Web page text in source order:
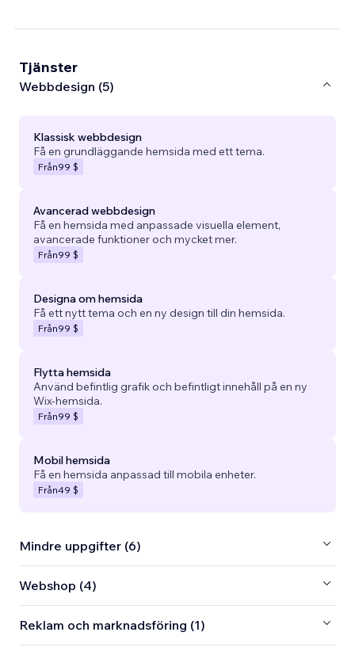
Tjänster
Webbdesign (5)
Klassisk webbdesign
Få en grundläggande hemsida med ett tema.
Från99 $
Avancerad webbdesign
Få en hemsida med anpassade visuella element,
avancerade funktioner och mycket mer.
Från99 $
Designa om hemsida
Få ett nytt tema och en ny design till din hemsida.
Från99 $
Flytta hemsida
Använd befintlig grafik och befintligt innehåll på en ny
Wix-hemsida.
Från99 $
Mobil hemsida
Få en hemsida anpassad till mobila enheter.
Från49 $
Mindre uppgifter (6)
Webshop (4)
Reklam och marknadsföring (1)